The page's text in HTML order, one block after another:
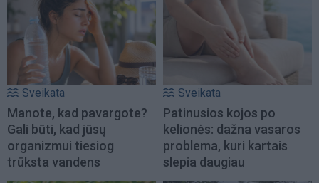
Sveikata
Manote, kad pavargote?
Gali būti, kad jūsų
organizmui tiesiog
trūksta vandens
Sveikata
Patinusios kojos po
kelionės: dažna vasaros
problema, kuri kartais
slepia daugiau